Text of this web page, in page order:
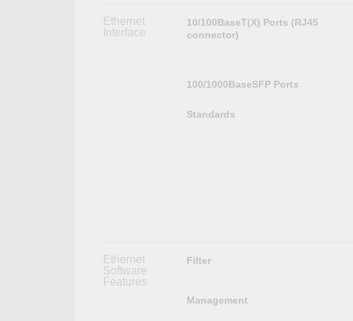
Ethernet
Interface
10/100BaseT(X) Ports (RJ45
connector)
100/1000BaseSFP Ports
Standards
Ethernet
Software
Features
Filter
Management